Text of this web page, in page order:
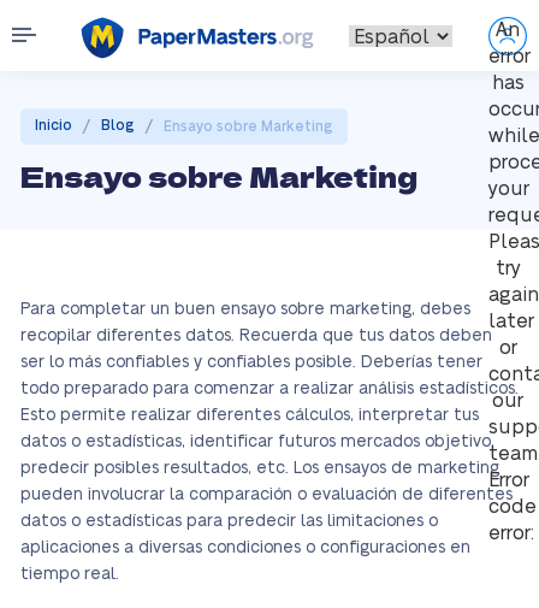
An
error
has
while
your
try
again
later
or
our
Error
code
error:
Inicio / Blog / Ensayo sobre Marketing
Ensayo sobre Marketing
Para completar un buen ensayo sobre marketing, debes
recopilar diferentes datos. Recuerda que tus datos deben
ser lo más confiables y confiables posible. Deberías tener
todo preparado para comenzar a realizar análisis estadísticos.
Esto permite realizar diferentes cálculos, interpretar tus
datos o estadísticas, identificar futuros mercados objetivo,
predecir posibles resultados, etc. Los ensayos de marketing
pueden involucrar la comparación o evaluación de diferentes
datos o estadísticas para predecir las limitaciones o
aplicaciones a diversas condiciones o configuraciones en
tiempo real.